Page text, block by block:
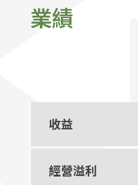
業績
收益
經營溢利